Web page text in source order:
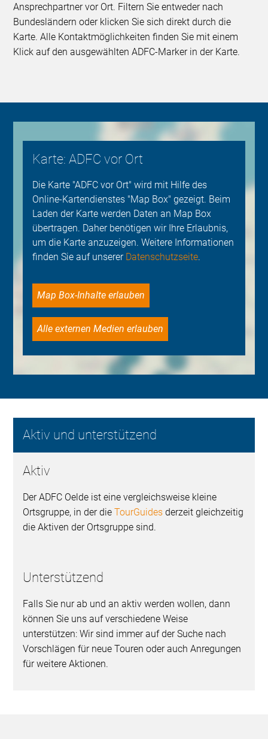
Ansprechpartner vor Ort. Filtern Sie entweder nach
Bundesländern oder klicken Sie sich direkt durch die
Karte. Alle Kontaktmöglichkeiten finden Sie mit einem
Klick auf den ausgewählten ADFC-Marker in der Karte.
Karte: ADFC vor Ort
Die Karte "ADFC vor Ort" wird mit Hilfe des
Online-Kartendienstes "Map Box" gezeigt. Beim
Laden der Karte werden Daten an Map Box
übertragen. Daher benötigen wir Ihre Erlaubnis,
um die Karte anzuzeigen. Weitere Informationen
finden Sie auf unserer Datenschutzseite.
Map Box-Inhalte erlauben
Alle externen Medien erlauben
Aktiv und unterstützend
Aktiv
Der ADFC Oelde ist eine vergleichsweise kleine
Ortsgruppe, in der dieTourGuides derzeit gleichzeitig
die Aktiven der Ortsgruppe sind.
Unterstützend
Falls Sie nur ab und an aktiv werden wollen, dann
können Sie uns auf verschiedene Weise
unterstützen: Wir sind immer auf der Suche nach
Vorschlägen für neue Touren oder auch Anregungen
für weitere Aktionen.